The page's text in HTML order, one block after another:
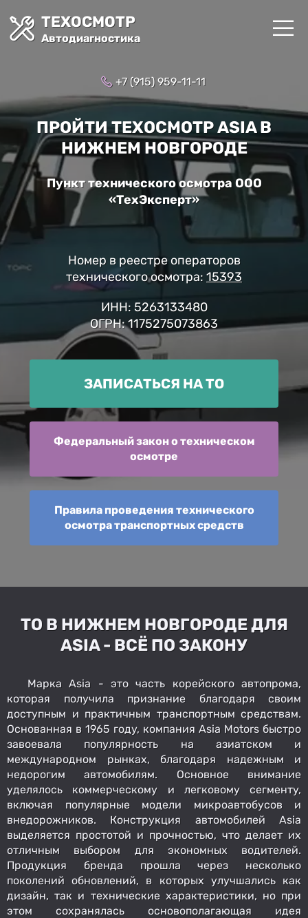
ТЕХОСМОТР
Автодиагностика
+7 (915) 959-11-11
ПРОЙТИ ТЕХОСМОТР ASIA В
НИЖНЕМ НОВГОРОДЕ
Пункт технического осмотра ООО
«ТехЭксперт»
Номер в реестре операторов
технического осмотра: 15393
ИНН: 5263133480
ОГРН: 1175275073863
ЗАПИСАТЬСЯ НА ТО
Федеральный закон о техническом
осмотре
Правила проведения технического
осмотра транспортных средств
ТО В НИЖНЕМ НОВГОРОДЕ ДЛЯ
ASIA - ВСЁ ПО ЗАКОНУ
Марка Asia - это часть корейского автопрома,
которая получила признание благодаря своим
доступным и практичным транспортным средствам.
Основанная в 1965 году, компания Asia Motors быстро
завоевала популярность на азиатском и
международном рынках, благодаря надежным и
недорогим автомобилям. Основное внимание
уделялось коммерческому и легковому сегменту,
включая популярные модели микроавтобусов и
внедорожников. Конструкция автомобилей Asia
выделяется простотой и прочностью, что делает их
отличным выбором для экономных водителей.
Продукция бренда прошла через несколько
поколений обновлений, в которых улучшались как
дизайн, так и технические характеристики, но при
этом сохранялась основополагающая идея